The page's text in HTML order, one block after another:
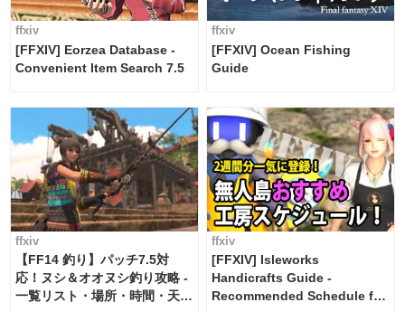
ffxiv
[FFXIV] Eorzea Database -
Convenient Item Search 7.5
ffxiv
[FFXIV] Ocean Fishing
Guide
ffxiv
【FF14 釣り】パッチ7.5対
応！ヌシ＆オオヌシ釣り攻略 -
一覧リスト・場所・時間・天
ffxiv
[FFXIV] Isleworks
Handicrafts Guide -
Recommended Schedule for